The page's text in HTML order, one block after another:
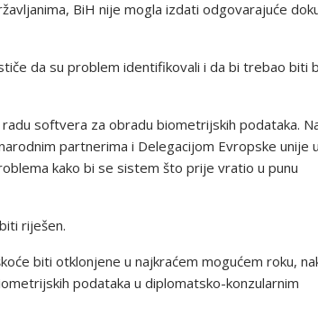
BiH nije mogla izdati odgovarajuće
da su problem identifikovali i da bi trebao biti
softvera za obradu biometrijskih podataka.
partnerima i Delegacijom Evropske unije
kako bi se sistem što prije vratio u punu
riješen.
biti otklonjene u najkraćem mogućem roku,
podataka u diplomatsko-konzularnim